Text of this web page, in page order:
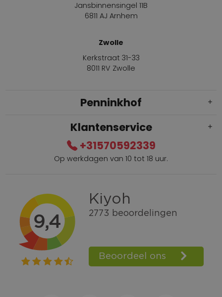
Jansbinnensingel 11B
6811 AJ Arnhem
Zwolle
Kerkstraat 31-33
8011 RV Zwolle
Penninkhof
Gratis verzending vanaf € 100,=
Bel +31570592339
Spaarpunten
Shop the Look
Telefonisch bestellen ook mogelijk
Klantenservice
+31570592339
Op werkdagen van 10 tot 18 uur.